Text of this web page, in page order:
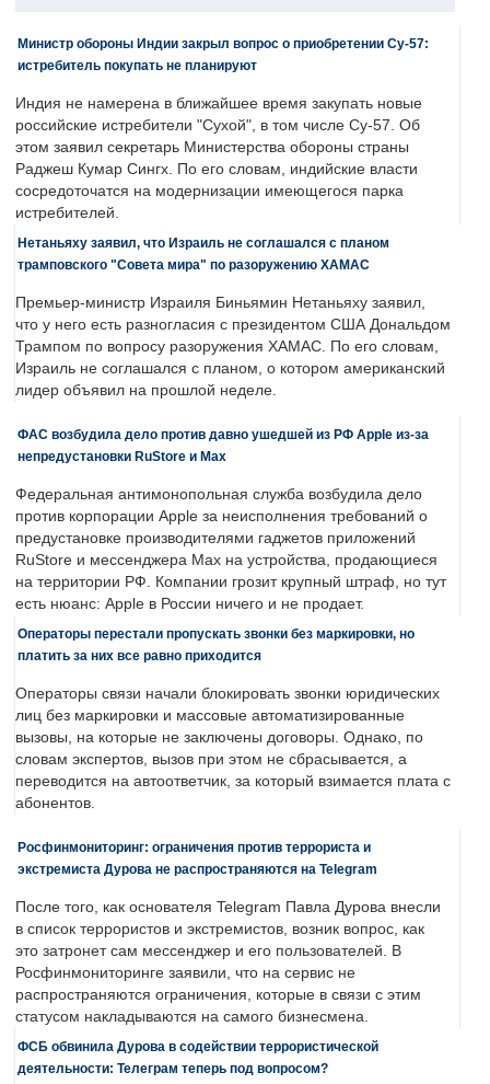
Министр обороны Индии закрыл вопрос о приобретении Су-57:
истребитель покупать не планируют
Индия не намерена в ближайшее время закупать новые
российские истребители "Сухой", в том числе Су-57. Об
этом заявил секретарь Министерства обороны страны
Раджеш Кумар Сингх. По его словам, индийские власти
сосредоточатся на модернизации имеющегося парка
истребителей.
Нетаньяху заявил, что Израиль не соглашался с планом
трамповского "Совета мира" по разоружению ХАМАС
Премьер-министр Израиля Биньямин Нетаньяху заявил,
что у него есть разногласия с президентом США Дональдом
Трампом по вопросу разоружения ХАМАС. По его словам,
Израиль не соглашался с планом, о котором американский
лидер объявил на прошлой неделе.
ФАС возбудила дело против давно ушедшей из РФ Apple из-за
непредустановки RuStore и Max
Федеральная антимонопольная служба возбудила дело
против корпорации Apple за неисполнения требований о
предустановке производителями гаджетов приложений
RuStore и мессенджера Max на устройства, продающиеся
на территории РФ. Компании грозит крупный штраф, но тут
есть нюанс: Apple в России ничего и не продает.
Операторы перестали пропускать звонки без маркировки, но
платить за них все равно приходится
Операторы связи начали блокировать звонки юридических
лиц без маркировки и массовые автоматизированные
вызовы, на которые не заключены договоры. Однако, по
словам экспертов, вызов при этом не сбрасывается, а
переводится на автоответчик, за который взимается плата с
абонентов.
Росфинмониторинг: ограничения против террориста и
экстремиста Дурова не распространяются на Telegram
После того, как основателя Telegram Павла Дурова внесли
в список террористов и экстремистов, возник вопрос, как
это затронет сам мессенджер и его пользователей. В
Росфинмониторинге заявили, что на сервис не
распространяются ограничения, которые в связи с этим
статусом накладываются на самого бизнесмена.
ФСБ обвинила Дурова в содействии террористической
деятельности: Телеграм теперь под вопросом?